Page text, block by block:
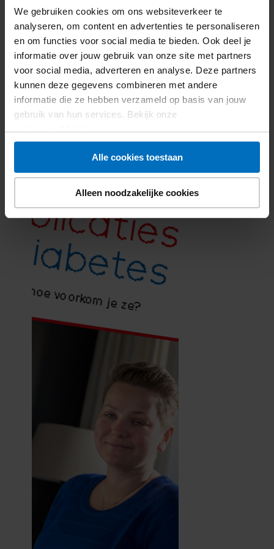
We gebruiken cookies om ons websiteverkeer te
analyseren, om content en advertenties te personaliseren
en om functies voor social media te bieden. Ook deel je
informatie over jouw gebruik van onze site met partners
voor social media, adverteren en analyse. Deze partners
kunnen deze gegevens combineren met andere
informatie die ze hebben verzameld op basis van jouw
gebruik van hun services. Bekijk onze
Alle cookies toestaan
Alleen noodzakelijke cookies
Welke complicaties zijn er?
Wat doe je eraan?
Tips voor een kleiner risico
Ontvang de gratis brochure